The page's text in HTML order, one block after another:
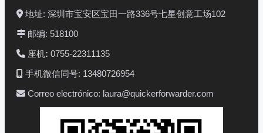
地址: 深圳市宝安区宝田一路336号七星创意工场102
邮编: 518100
座机: 0755-22311135
手机微信同号: 13480726954
Correo electrónico: laura@quickerforwarder.com